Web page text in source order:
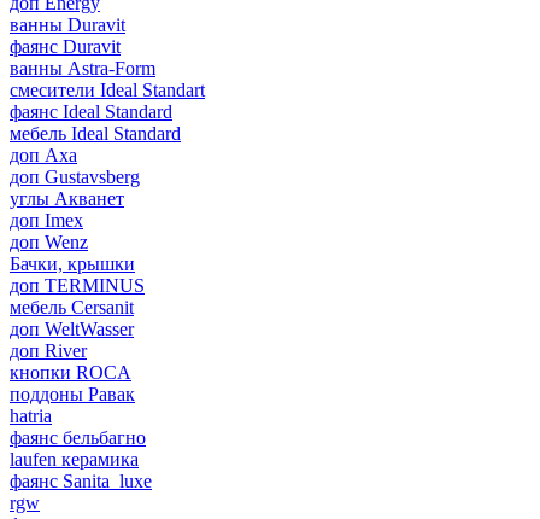
ванны Duravit
фаянс Duravit
ванны Astra-Form
смесители Ideal Standart
фаянс Ideal Standard
мебель Ideal Standard
доп Axa
доп Gustavsberg
углы Акванет
доп Imex
доп Wenz
Бачки, крышки
доп TERMINUS
мебель Cersanit
доп WeltWasser
доп River
кнопки ROCA
поддоны Равак
hatria
фаянс бельбагно
laufen керамика
фаянс Sanita_luxe
rgw